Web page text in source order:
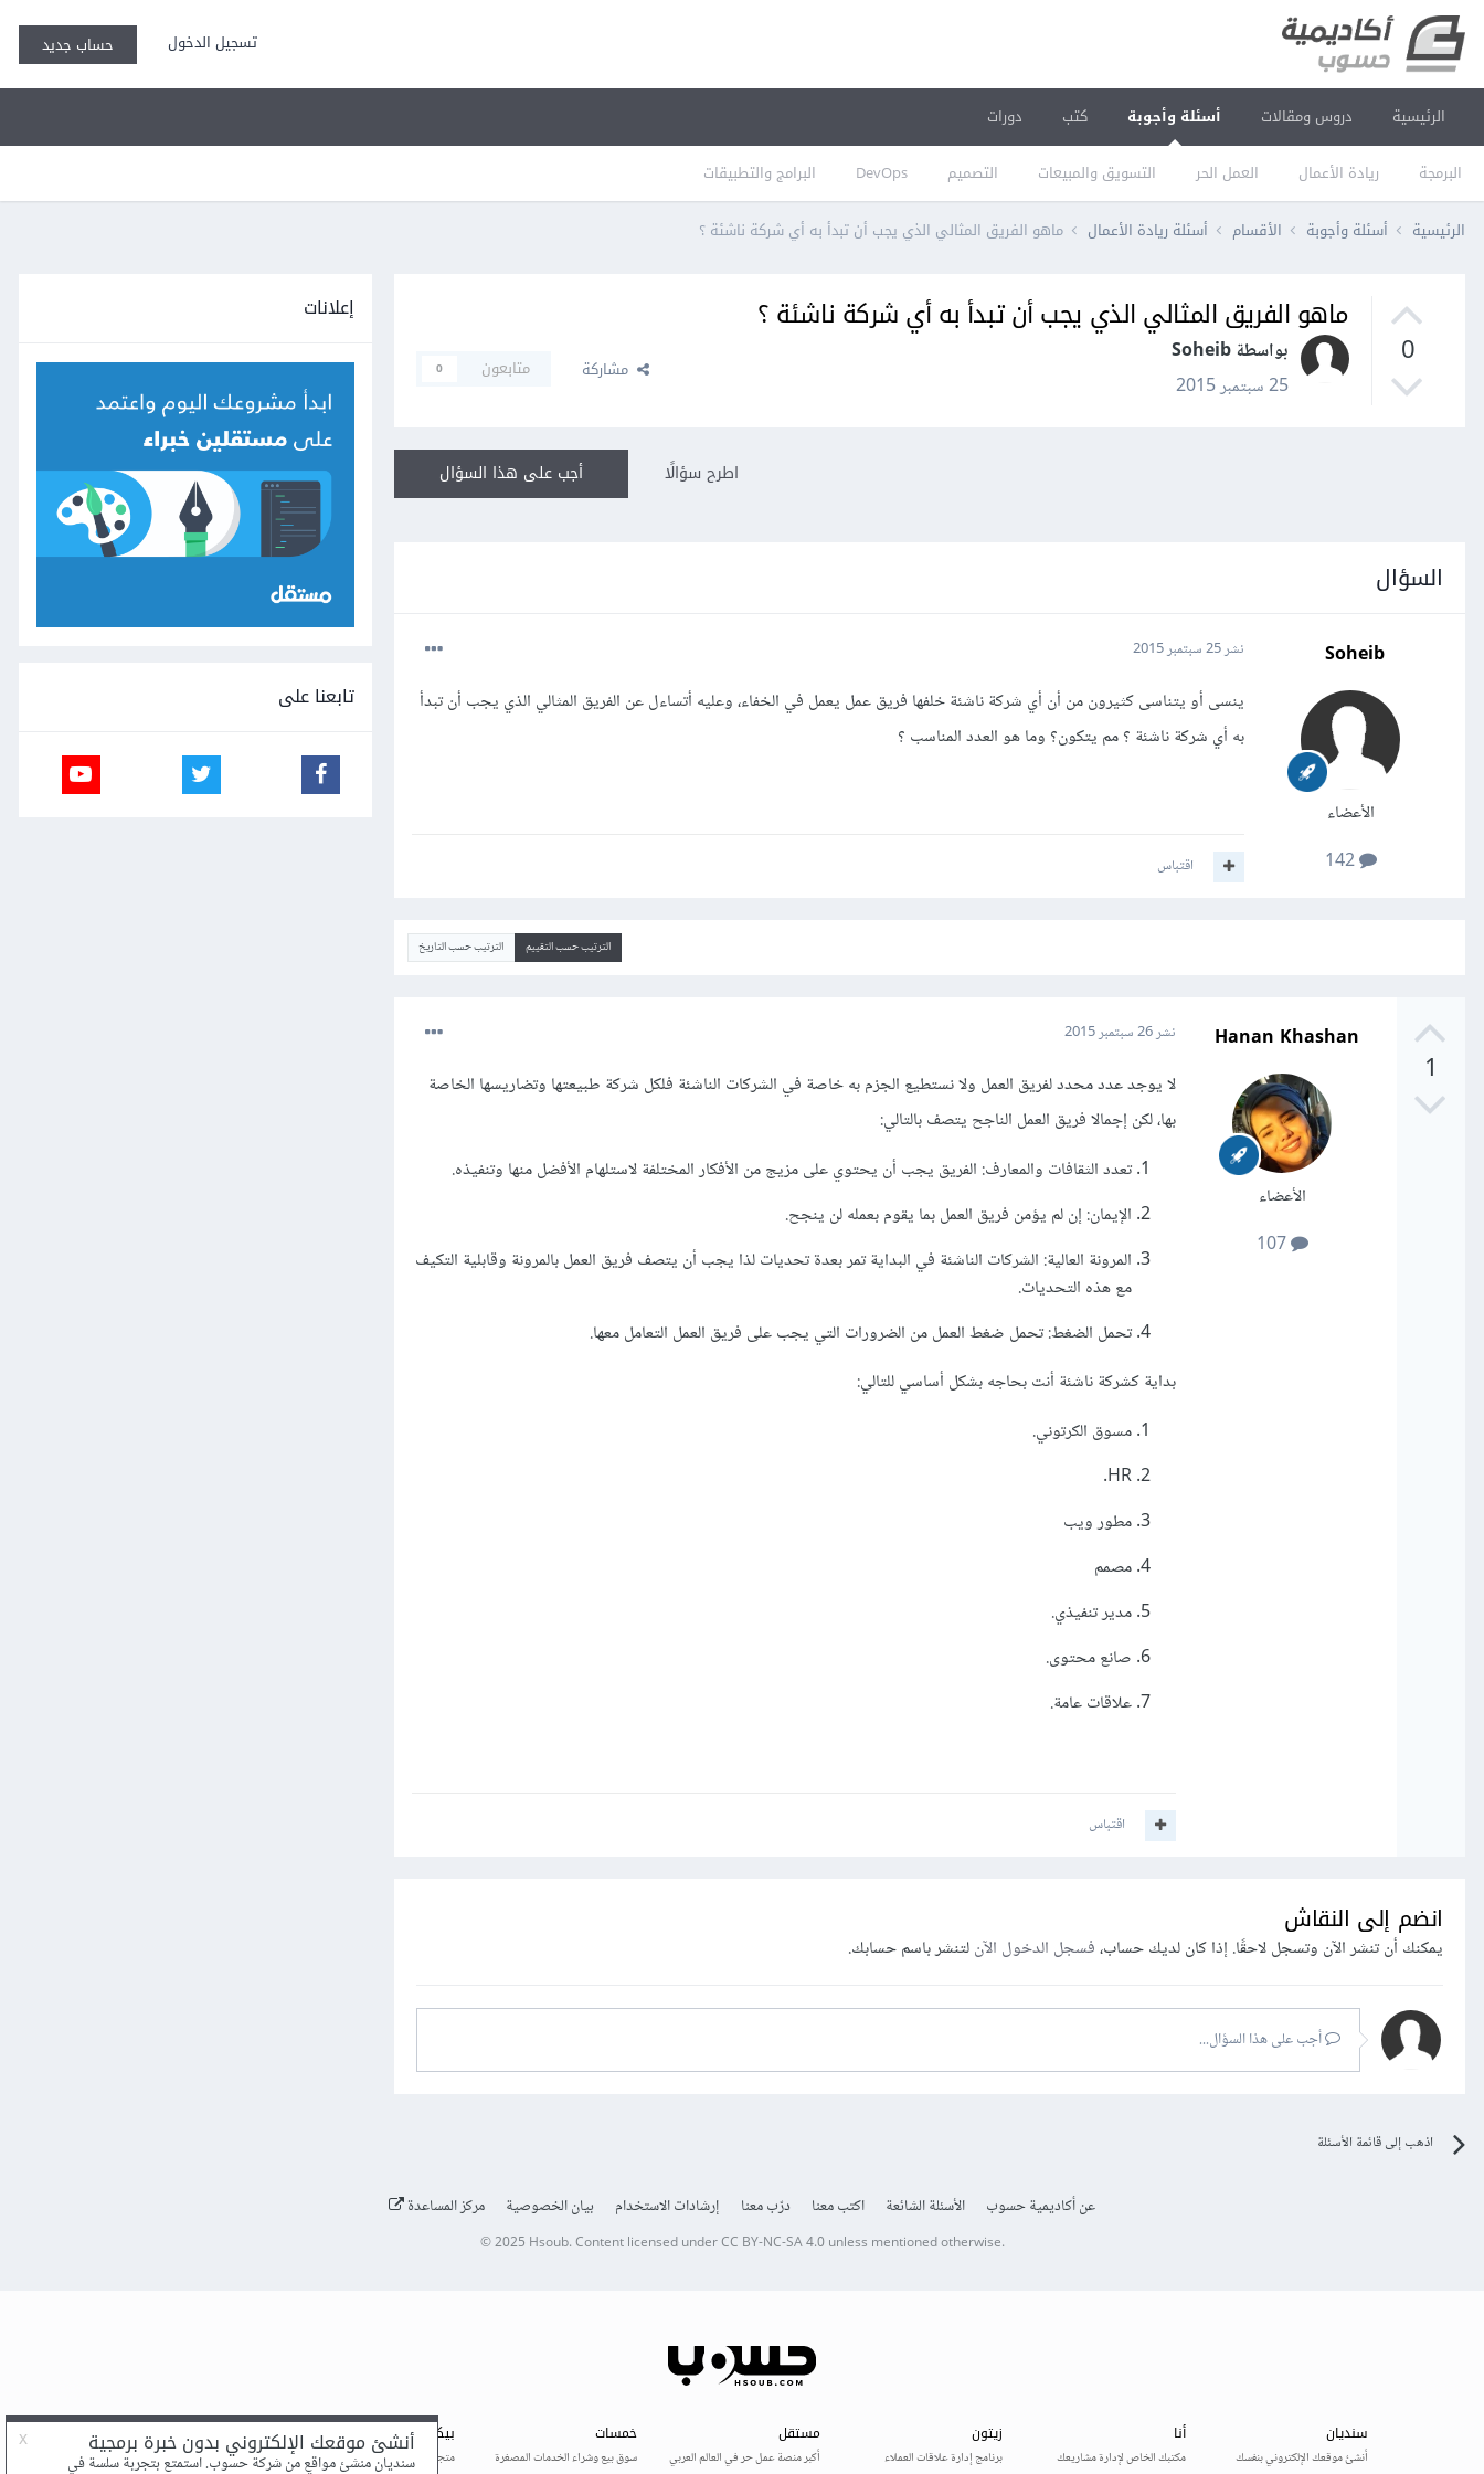
تسجيل الدخول حساب جديد
الرئيسية دروس ومقالات أسئلة وأجوبة
البرمجة ريادة الأعمال العمل الحر التسويق والمبيعات التصميم DevOps البرامج والتطبيقات
كتب دورات
الرئيسية أسئلة وأجوبة الأقسام أسئلة ريادة الأعمال ماهو الفريق المثالي الذي يجب أن تبدأ به أي شركة ناشئة ؟
0
ماهو الفريق المثالي الذي يجب أن تبدأ به أي شركة ناشئة ؟
بواسطة Soheib
25 سبتمبر 2015
مشاركة متابعون 0
أجب على هذا السؤال اطرح سؤالًا
السؤال
Soheib
الأعضاء
142
نشر25 سبتمبر 2015
ينسى أو يتناسى كثيرون من أن أي شركة ناشئة خلفها فريق عمل يعمل في الخفاء، وعليه أتساءل عن الفريق المثالي الذي يجب أن تبدأ
به أي شركة ناشئة ؟ مم يتكون؟ وما هو العدد المناسب ؟
اقتباس
الترتيب حسب التقييم الترتيب حسب التاريخ
1
Hanan Khashan
الأعضاء
107
نشر26 سبتمبر 2015
لا يوجد عدد محدد لفريق العمل ولا نستطيع الجزم به خاصة في الشركات الناشئة فلكل شركة طبيعتها وتضاريسها الخاصة
بها، لكن إجمالا فريق العمل الناجح يتصف بالتالي:
تعدد الثقافات والمعارف: الفريق يجب أن يحتوي على مزيج من الأفكار المختلفة لاستلهام الأفضل منها وتنفيذه.
الإيمان: إن لم يؤمن فريق العمل بما يقوم بعمله لن ينجح.
المرونة العالية: الشركات الناشئة في البداية تمر بعدة تحديات لذا يجب أن يتصف فريق العمل بالمرونة وقابلية التكيف
مع هذه التحديات.
تحمل الضغط: تحمل ضغط العمل من الضرورات التي يجب على فريق العمل التعامل معها.
بداية كشركة ناشئة أنت بحاجه بشكل أساسي للتالي:
مسوق الكرتوني.
HR.
مطور ويب
مصمم
مدير تنفيذي.
صانع محتوى.
علاقات عامة.
اقتباس
انضم إلى النقاش
يمكنك أن تنشر الآن وتسجل لاحقًا. إذا كان لديك حساب،فسجل الدخول الآنلتنشر باسم حسابك.
أجب على هذا السؤال...
اذهب إلى قائمة الأسئلة
إعلانات
تابعنا على
عن أكاديمية حسوب الأسئلة الشائعة اكتب معنا درّب معنا إرشادات الاستخدام بيان الخصوصية مركز المساعدة
© 2025 Hsoub.Content licensed underCC BY-NC-SA 4.0unless mentioned otherwise.